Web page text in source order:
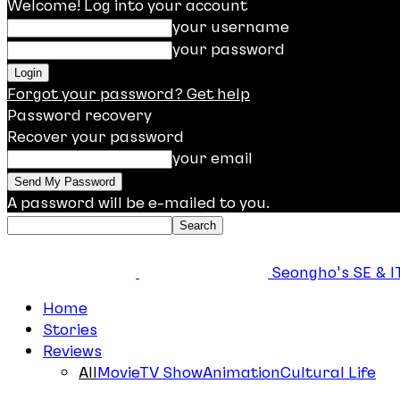
Welcome! Log into your account
your username
your password
Forgot your password? Get help
Password recovery
Recover your password
your email
A password will be e-mailed to you.
Seongho's SE &
Home
Stories
Reviews
AllMovieTV ShowAnimationCultural Life